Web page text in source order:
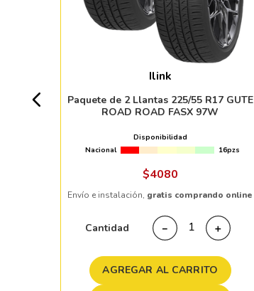
Ilink
Paquete de 2 Llantas 225/55 R17 GUTE
ROAD ROAD FASX 97W
Disponibilidad
Nacional
16pzs
$4080
Envío e instalación, gratis comprando online
Cantidad ＋
－
AGREGAR AL CARRITO